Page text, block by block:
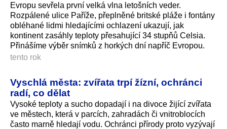
Evropu sevřela první velká vlna letošních veder.
Rozpálené ulice Paříže, přeplněné britské pláže i fontány
obléhané lidmi hledajícími ochlazení ukazují, jak
kontinent zasáhly teploty přesahující 34 stupňů Celsia.
Přinášíme výběr snímků z horkých dní napříč Evropou.
tento rok
Vyschlá města: zvířata trpí žízní, ochránci
radí, co dělat
Vysoké teploty a sucho dopadají i na divoce žijící zvířata
ve městech, která v parcích, zahradách či vnitroblocích
často marně hledají vodu. Ochránci přírody proto vyzývají